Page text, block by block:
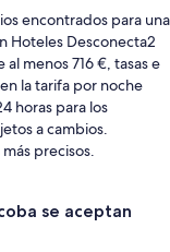
encontrados para una
Hoteles Desconecta2
menos 716 €, tasas e
la tarifa por noche
horas para los
a cambios.
precisos.
se aceptan